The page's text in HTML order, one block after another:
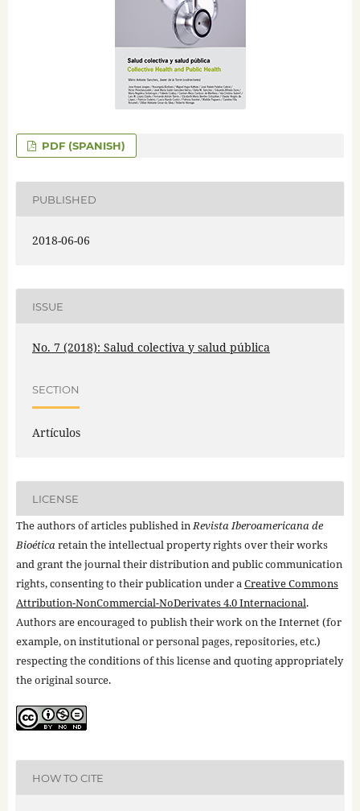
PDF (SPANISH)
PUBLISHED
2018-06-06
ISSUE
No. 7 (2018): Salud colectiva y salud pública
SECTION
Artículos
LICENSE
The authors of articles published inRevista Iberoamericana de
Bioéticaretain the intellectual property rights over their works
and grant the journal their distribution and public communication
rights, consenting to their publication under aCreative Commons
Attribution-NonCommercial-NoDerivates 4.0 Internacional.
Authors are encouraged to publish their work on the Internet (for
example, on institutional or personal pages, repositories, etc.)
respecting the conditions of this license and quoting appropriately
the original source.
HOW TO CITE